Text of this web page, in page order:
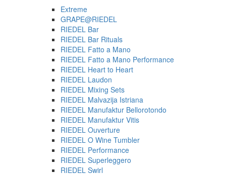
Extreme
GRAPE@RIEDEL
RIEDEL Bar
RIEDEL Bar Rituals
RIEDEL Fatto a Mano
RIEDEL Fatto a Mano Performance
RIEDEL Heart to Heart
RIEDEL Laudon
RIEDEL Mixing Sets
RIEDEL Malvazija Istriana
RIEDEL Manufaktur Bellorotondo
RIEDEL Manufaktur Vitis
RIEDEL Ouverture
RIEDEL O Wine Tumbler
RIEDEL Performance
RIEDEL Superleggero
RIEDEL Swirl